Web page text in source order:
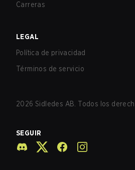
Carreras
LEGAL
Política de privacidad
Términos de servicio
2026 Sidledes AB. Todos los
SEGUIR